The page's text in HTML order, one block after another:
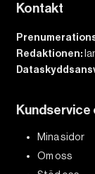
Kontakt
Redaktionen:
Mina sidor
Om oss